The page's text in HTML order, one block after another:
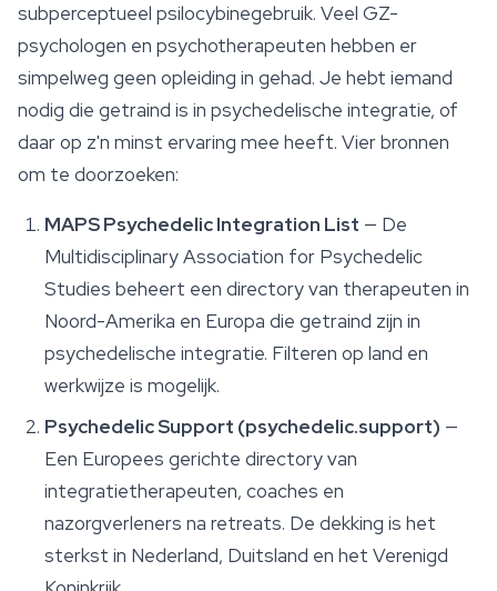
subperceptueel psilocybinegebruik. Veel GZ-
psychologen en psychotherapeuten hebben er
simpelweg geen opleiding in gehad. Je hebt iemand
nodig die getraind is in psychedelische integratie, of
daar op z'n minst ervaring mee heeft. Vier bronnen
om te doorzoeken:
MAPS Psychedelic Integration List — De
Multidisciplinary Association for Psychedelic
Studies beheert een directory van therapeuten in
Noord-Amerika en Europa die getraind zijn in
psychedelische integratie. Filteren op land en
werkwijze is mogelijk.
Psychedelic Support (psychedelic.support) —
Een Europees gerichte directory van
integratietherapeuten, coaches en
nazorgverleners na retreats. De dekking is het
sterkst in Nederland, Duitsland en het Verenigd